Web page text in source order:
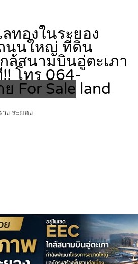
ทองในระยอง
นนใหญ่ ที่ดิน
ล้สนามบินอู่ตะเภา
โทร 064-
For Sale land
ง ระยอง